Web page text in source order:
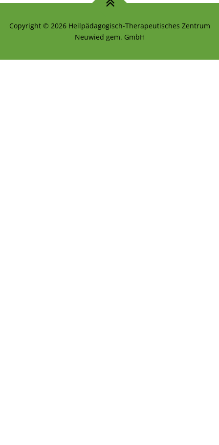
Copyright © 2026 Heilpädagogisch-Therapeutisches Zentrum
Neuwied gem. GmbH